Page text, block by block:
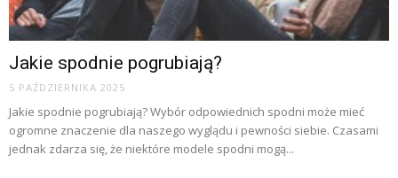
Jakie spodnie pogrubiają?
5 PAŹDZIERNIKA 2025
Jakie spodnie pogrubiają? Wybór odpowiednich spodni może mieć
ogromne znaczenie dla naszego wyglądu i pewności siebie. Czasami
jednak zdarza się, że niektóre modele spodni mogą...